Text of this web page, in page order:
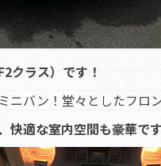
クラス）です！
ニバン！堂々としたフロ
快適な室内空間も豪華で